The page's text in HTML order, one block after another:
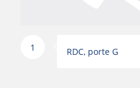
1 RDC, porte G